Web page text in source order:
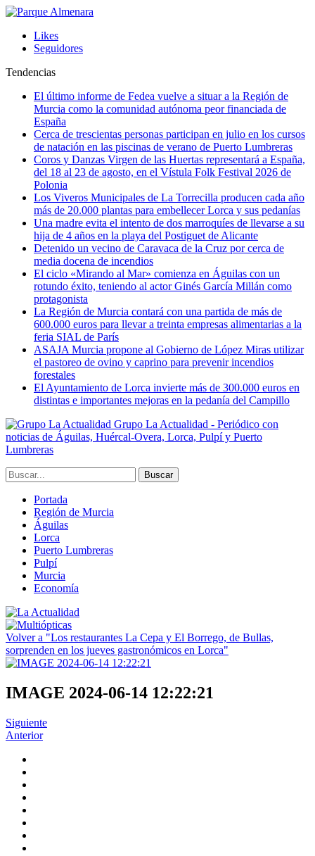
Likes
Seguidores
Tendencias
El último informe de Fedea vuelve a situar a la Región de
Murcia como la comunidad autónoma peor financiada de
España
Cerca de trescientas personas participan en julio en los cursos
de natación en las piscinas de verano de Puerto Lumbreras
Coros y Danzas Virgen de las Huertas representará a España,
del 18 al 23 de agosto, en el Vístula Folk Festival 2026 de
Polonia
Los Viveros Municipales de La Torrecilla producen cada año
más de 20.000 plantas para embellecer Lorca y sus pedanías
Una madre evita el intento de dos marroquíes de llevarse a su
hija de 4 años en la playa del Postiguet de Alicante
Detenido un vecino de Caravaca de la Cruz por cerca de
media docena de incendios
El ciclo «Mirando al Mar» comienza en Águilas con un
rotundo éxito, teniendo al actor Ginés García Millán como
protagonista
La Región de Murcia contará con una partida de más de
600.000 euros para llevar a treinta empresas alimentarias a la
feria SIAL de París
ASAJA Murcia propone al Gobierno de López Miras utilizar
el pastoreo de ovino y caprino para prevenir incendios
forestales
El Ayuntamiento de Lorca invierte más de 300.000 euros en
distintas e importantes mejoras en la pedanía del Campillo
Grupo La Actualidad - Periódico con
noticias de Águilas, Huércal-Overa, Lorca, Pulpí y Puerto
Lumbreras
Portada
Región de Murcia
Águilas
Lorca
Puerto Lumbreras
Pulpí
Murcia
Economía
Volver a "Los restaurantes La Cepa y El Borrego, de Bullas,
sorprenden en los jueves gastronómicos en Lorca"
IMAGE 2024-06-14 12:22:21
Siguiente
Anterior